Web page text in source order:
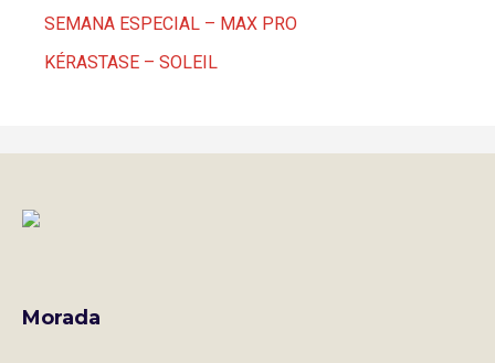
SEMANA ESPECIAL – MAX PRO
KÉRASTASE – SOLEIL
Morada